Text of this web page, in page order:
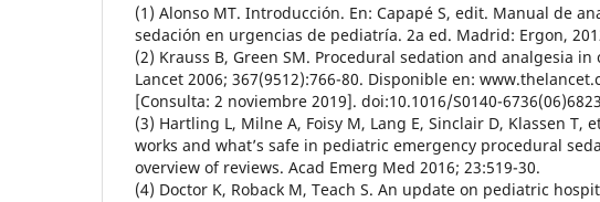
(1) Alonso MT. Introducción. En: Capapé S, edit. Manual de
sedación en urgencias de pediatría. 2a ed. Madrid: Ergon,
(2) Krauss B, Green SM. Procedural sedation and analgesia in
Lancet 2006; 367(9512):766-80. Disponible en:
[Consulta: 2 noviembre 2019]. doi:10.1016/S0140-
(3) Hartling L, Milne A, Foisy M, Lang E, Sinclair D, Klassen T,
works and what’s safe in pediatric emergency procedural
overview of reviews. Acad Emerg Med 2016; 23:519-30.
(4) Doctor K, Roback M, Teach S. An update on pediatric